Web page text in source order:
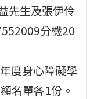
先生及張伊伶
分機20
度身心障礙學
名單各1份。